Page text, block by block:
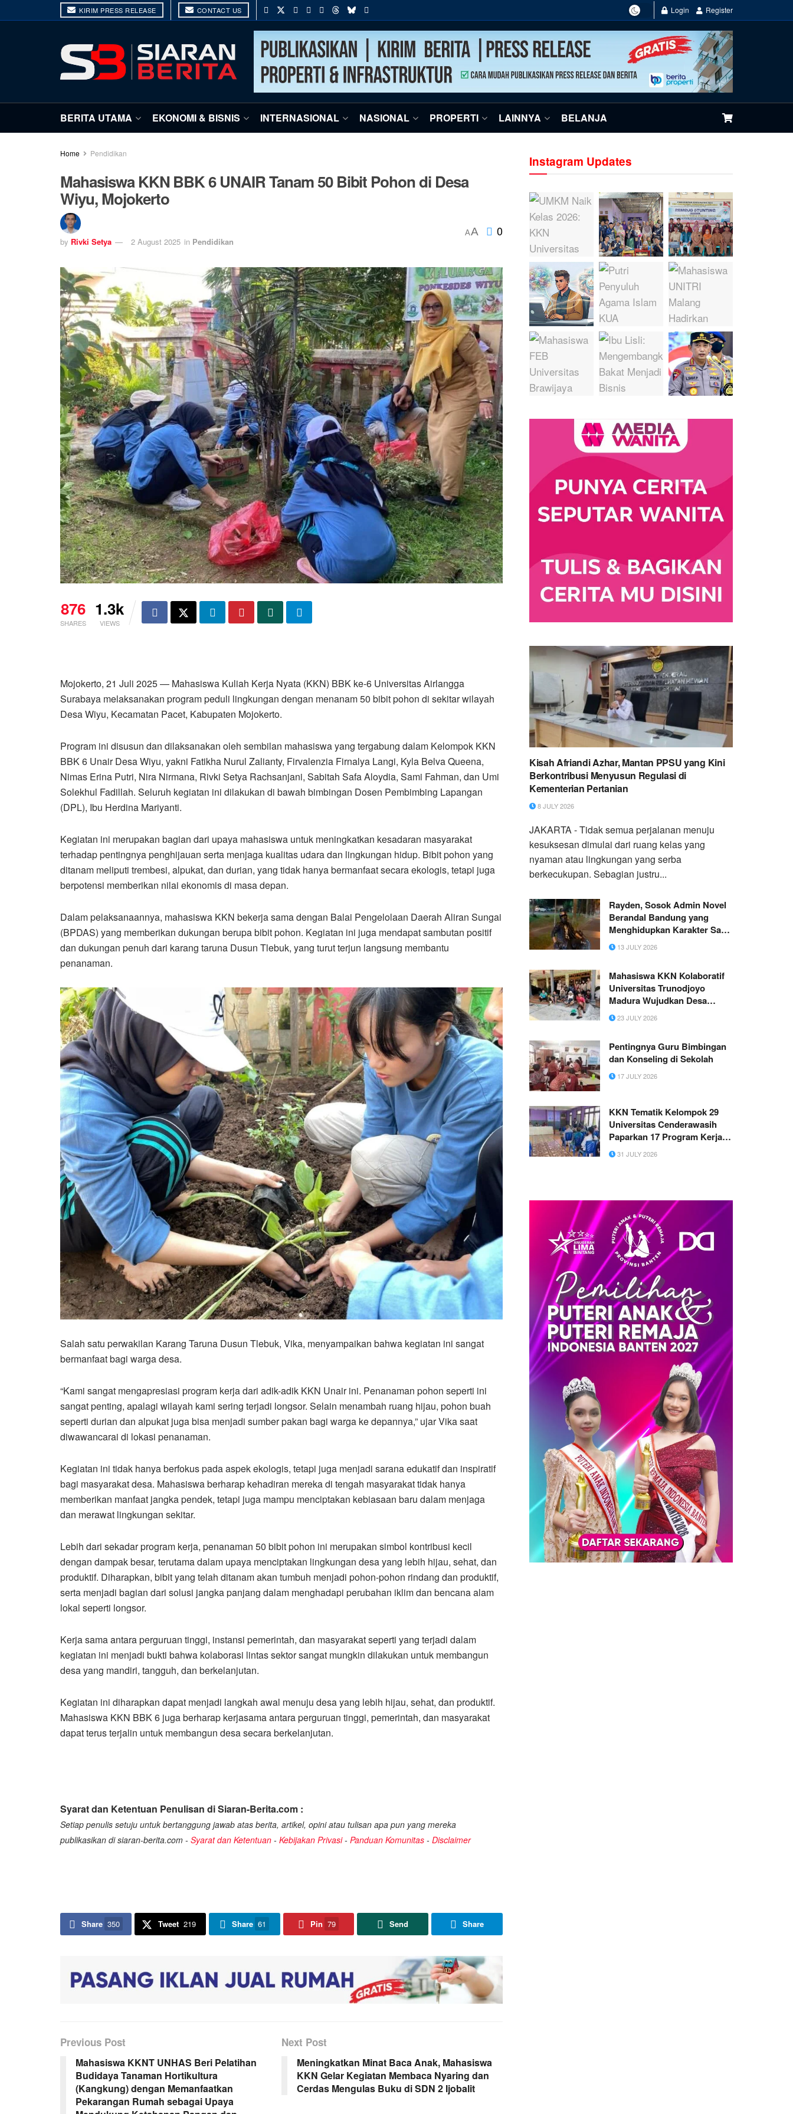
KIRIM PRESS RELEASE CONTACT US Login Register
BERITA UTAMA EKONOMI & BISNIS INTERNASIONAL NASIONAL PROPERTI LAINNYA BELANJA
Home Pendidikan
Mahasiswa KKN BBK 6 UNAIR Tanam 50 Bibit Pohon di Desa
Wiyu, Mojokerto
by Rivki Setya 2 August 2025 in Pendidikan
AA 0
876
SHARES
1.3k
VIEWS
Mojokerto, 21 Juli 2025 — Mahasiswa Kuliah Kerja Nyata (KKN) BBK ke-6 Universitas Airlangga
Surabaya melaksanakan program peduli lingkungan dengan menanam 50 bibit pohon di sekitar wilayah
Desa Wiyu, Kecamatan Pacet, Kabupaten Mojokerto.
Program ini disusun dan dilaksanakan oleh sembilan mahasiswa yang tergabung dalam Kelompok KKN
BBK 6 Unair Desa Wiyu, yakni Fatikha Nurul Zalianty, Firvalenzia Firnalya Langi, Kyla Belva Queena,
Nimas Erina Putri, Nira Nirmana, Rivki Setya Rachsanjani, Sabitah Safa Aloydia, Sami Fahman, dan Umi
Solekhul Fadillah. Seluruh kegiatan ini dilakukan di bawah bimbingan Dosen Pembimbing Lapangan
(DPL), Ibu Herdina Mariyanti.
Kegiatan ini merupakan bagian dari upaya mahasiswa untuk meningkatkan kesadaran masyarakat
terhadap pentingnya penghijauan serta menjaga kualitas udara dan lingkungan hidup. Bibit pohon yang
ditanam meliputi trembesi, alpukat, dan durian, yang tidak hanya bermanfaat secara ekologis, tetapi juga
berpotensi memberikan nilai ekonomis di masa depan.
Dalam pelaksanaannya, mahasiswa KKN bekerja sama dengan Balai Pengelolaan Daerah Aliran Sungai
(BPDAS) yang memberikan dukungan berupa bibit pohon. Kegiatan ini juga mendapat sambutan positif
dan dukungan penuh dari karang taruna Dusun Tlebuk, yang turut terjun langsung membantu
penanaman.
Salah satu perwakilan Karang Taruna Dusun Tlebuk, Vika, menyampaikan bahwa kegiatan ini sangat
bermanfaat bagi warga desa.
“Kami sangat mengapresiasi program kerja dari adik-adik KKN Unair ini. Penanaman pohon seperti ini
sangat penting, apalagi wilayah kami sering terjadi longsor. Selain menambah ruang hijau, pohon buah
seperti durian dan alpukat juga bisa menjadi sumber pakan bagi warga ke depannya,” ujar Vika saat
diwawancarai di lokasi penanaman.
Kegiatan ini tidak hanya berfokus pada aspek ekologis, tetapi juga menjadi sarana edukatif dan inspiratif
bagi masyarakat desa. Mahasiswa berharap kehadiran mereka di tengah masyarakat tidak hanya
memberikan manfaat jangka pendek, tetapi juga mampu menciptakan kebiasaan baru dalam menjaga
dan merawat lingkungan sekitar.
Lebih dari sekadar program kerja, penanaman 50 bibit pohon ini merupakan simbol kontribusi kecil
dengan dampak besar, terutama dalam upaya menciptakan lingkungan desa yang lebih hijau, sehat, dan
produktif. Diharapkan, bibit yang telah ditanam akan tumbuh menjadi pohon-pohon rindang dan produktif,
serta menjadi bagian dari solusi jangka panjang dalam menghadapi perubahan iklim dan bencana alam
lokal seperti longsor.
Kerja sama antara perguruan tinggi, instansi pemerintah, dan masyarakat seperti yang terjadi dalam
kegiatan ini menjadi bukti bahwa kolaborasi lintas sektor sangat mungkin dilakukan untuk membangun
desa yang mandiri, tangguh, dan berkelanjutan.
Kegiatan ini diharapkan dapat menjadi langkah awal menuju desa yang lebih hijau, sehat, dan produktif.
Mahasiswa KKN BBK 6 juga berharap kerjasama antara perguruan tinggi, pemerintah, dan masyarakat
dapat terus terjalin untuk membangun desa secara berkelanjutan.
Syarat dan Ketentuan Penulisan di Siaran-Berita.com :
Setiap penulis setuju untuk bertanggung jawab atas berita, artikel, opini atau tulisan apa pun yang mereka
publikasikan di siaran-berita.com - Syarat dan Ketentuan - Kebijakan Privasi- Panduan Komunitas - Disclaimer
Share 350 Tweet 219 Share 61 Pin 79 Send Share
Previous Post
Mahasiswa KKNT UNHAS Beri Pelatihan
Budidaya Tanaman Hortikultura
(Kangkung) dengan Memanfaatkan
Pekarangan Rumah sebagai Upaya
Next Post
Meningkatkan Minat Baca Anak, Mahasiswa
KKN Gelar Kegiatan Membaca Nyaring dan
Cerdas Mengulas Buku di SDN 2 Ijobalit
Instagram Updates
Kisah Afriandi Azhar, Mantan PPSU yang Kini
Berkontribusi Menyusun Regulasi di
Kementerian Pertanian
8 JULY 2026
JAKARTA - Tidak semua perjalanan menuju
kesuksesan dimulai dari ruang kelas yang
nyaman atau lingkungan yang serba
berkecukupan. Sebagian justru...
Rayden, Sosok Admin Novel
Berandal Bandung yang
Menghidupkan Karakter Saka
Aribi
13 JULY 2026
Mahasiswa KKN Kolaboratif
Universitas Trunodjoyo
Madura Wujudkan Desa
Bersinar Melalui Aksi Bersih
Desa di Buluharjo
23 JULY 2026
Pentingnya Guru Bimbingan
dan Konseling di Sekolah
17 JULY 2026
KKN Tematik Kelompok 29
Universitas Cenderawasih
Paparkan 17 Program Kerja di
Kampung Pasir Hitam
31 JULY 2026